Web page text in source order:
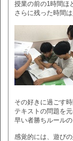
授業の前の1時間ほ
さらに残った時間
その好きに過ごす時
テキストの問題を
早い者勝ちルール
感覚的には、遊び